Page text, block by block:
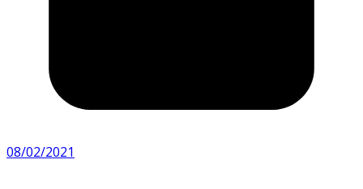
08/02/2021